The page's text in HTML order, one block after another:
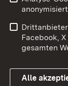
Datenschutz
Facebook,
gesamten
Alle